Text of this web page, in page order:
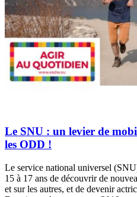
Le SNU : un levier de
les ODD !
Le service national universel
15 à 17 ans de découvrir de
et sur les autres, et de devenir